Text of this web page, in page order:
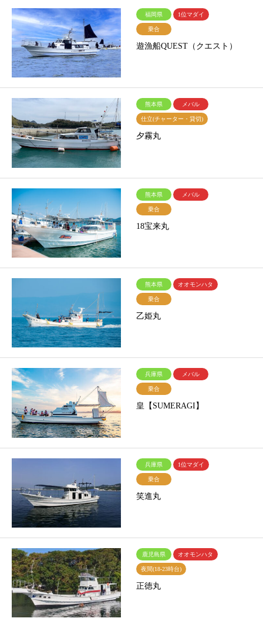
福岡県 1位マダイ
乗合
遊漁船QUEST（クエスト）
熊本県 メバル
仕立(チャーター・貸切)
夕霧丸
熊本県 メバル
乗合
18宝来丸
熊本県 オオモンハタ
乗合
乙姫丸
兵庫県 メバル
乗合
皇【SUMERAGI】
兵庫県 1位マダイ
乗合
笑進丸
鹿児島県 オオモンハタ
夜間(18-23時台)
正徳丸